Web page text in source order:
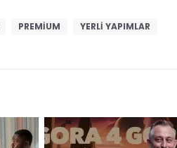
PREMIUM YERLI YAPIMLAR